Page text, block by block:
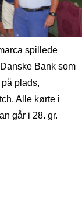
spillede
Bank som
plads,
Alle kørte i
går i 28. gr.